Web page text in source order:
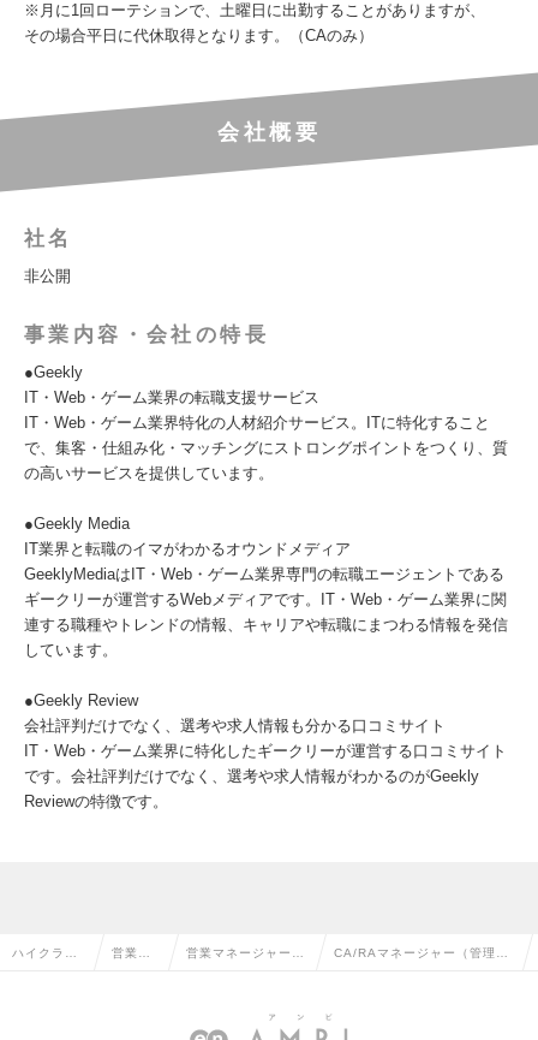
※月に1回ローテションで、土曜日に出勤することがありますが、
その場合平日に代休取得となります。（CAのみ）
会社概要
社名
非公開
事業内容・会社の特長
●Geekly
IT・Web・ゲーム業界の転職支援サービス
IT・Web・ゲーム業界特化の人材紹介サービス。ITに特化すること
で、集客・仕組み化・マッチングにストロングポイントをつくり、質
の高いサービスを提供しています。
●Geekly Media
IT業界と転職のイマがわかるオウンドメディア
GeeklyMediaはIT・Web・ゲーム業界専⾨の転職エージェントである
ギークリーが運営するWebメディアです。IT・Web・ゲーム業界に関
連する職種やトレンドの情報、キャリアや転職にまつわる情報を発信
しています。
●Geekly Review
会社評判だけでなく、選考や求⼈情報も分かる口コミサイト
IT・Web・ゲーム業界に特化したギークリーが運営する口コミサイト
です。会社評判だけでなく、選考や求⼈情報がわかるのがGeekly
Reviewの特徴です。
ハイクラス 営業系 営業マネージャー・ CA/RAマネージャー（管理職